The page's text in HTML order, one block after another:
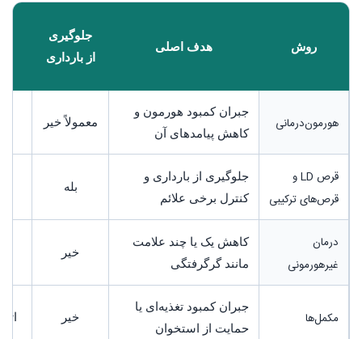
روش هدف اصلی
جلوگیری
از بارداری
هورمون‌درمانی
جبران کمبود هورمون و
کاهش پیامدهای آن
معمولاً خیر
قرص LD و
قرص‌های ترکیبی
جلوگیری از بارداری و
کنترل برخی علائم
بله
درمان
غیرهورمونی
کاهش یک یا چند علامت
مانند گرگرفتگی
خیر
مکمل‌ها
جبران کمبود تغذیه‌ای یا
حمایت از استخوان
خیر